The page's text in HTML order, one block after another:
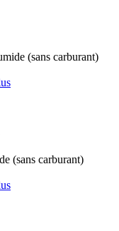
(sans carburant)
(sans carburant)